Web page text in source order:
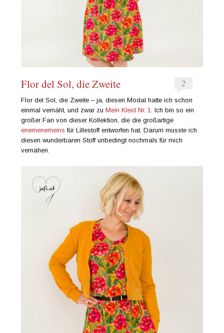
Flor del Sol, die Zweite 2
Flor del Sol, die Zweite – ja, diesen Modal hatte ich schon
einmal vernäht, und zwar zuMein Kleid Nr. 1
. Ich bin so ein
großer Fan von dieser Kollektion, die die großartige
enemenemeins für Lillestoff entworfen hat. Darum musste ich
diesen wunderbaren Stoff unbedingt nochmals für mich
vernähen.